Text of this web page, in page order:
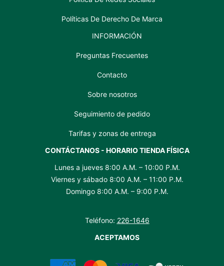
Políticas De Derecho De Marca
INFORMACIÓN
Preguntas Frecuentes
Contacto
Sobre nosotros
Seguimiento de pedido
Tarifas y zonas de entrega
CONTÁCTANOS - HORARIO TIENDA FÍSICA
Lunes a jueves 8:00 A.M. – 10:00 P.M.
Viernes y sábado 8:00 A.M. – 11:00 P.M.
Domingo 8:00 A.M. – 9:00 P.M.
Teléfono: 226-1646
ACEPTAMOS